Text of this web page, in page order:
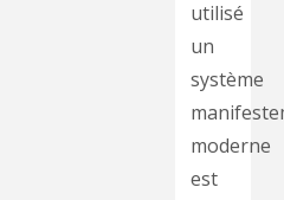
utilisé
un
système
moderne
est